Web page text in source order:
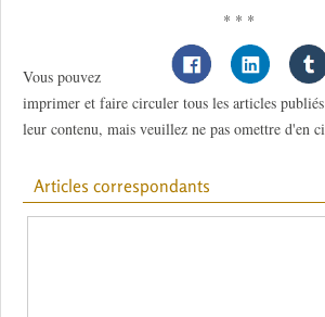
* * *
Vous pouvez
imprimer et faire circuler tous les articles
leur contenu, mais veuillez ne pas omettre d'en
Articles correspondants